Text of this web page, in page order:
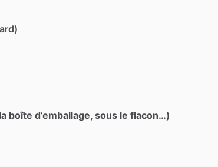
boîte d’emballage, sous le flacon…)